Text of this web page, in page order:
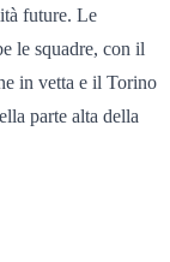
future. Le
le squadre, con il
in vetta e il Torino
parte alta della